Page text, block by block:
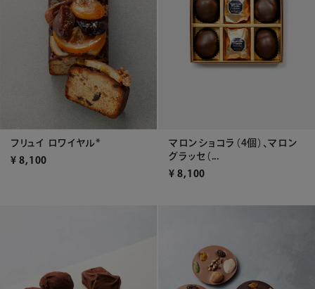
フリュイ ロワイヤル*
¥ 8,100
マロンショコラ（4個）、マロン
グラッセ（...
¥ 8,100